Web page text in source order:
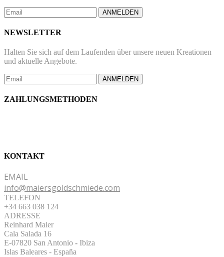
ANMELDEN
NEWSLETTER
Halten Sie sich auf dem Laufenden über unsere neuen Kreationen
und aktuelle Angebote.
ANMELDEN
ZAHLUNGSMETHODEN
KONTAKT
EMAIL
info@maiersgoldschmiede.com
TELEFON
+34 663 038 124
ADRESSE
Reinhard Maier
Cala Salada 16
E-07820 San Antonio - Ibiza
Islas Baleares - España